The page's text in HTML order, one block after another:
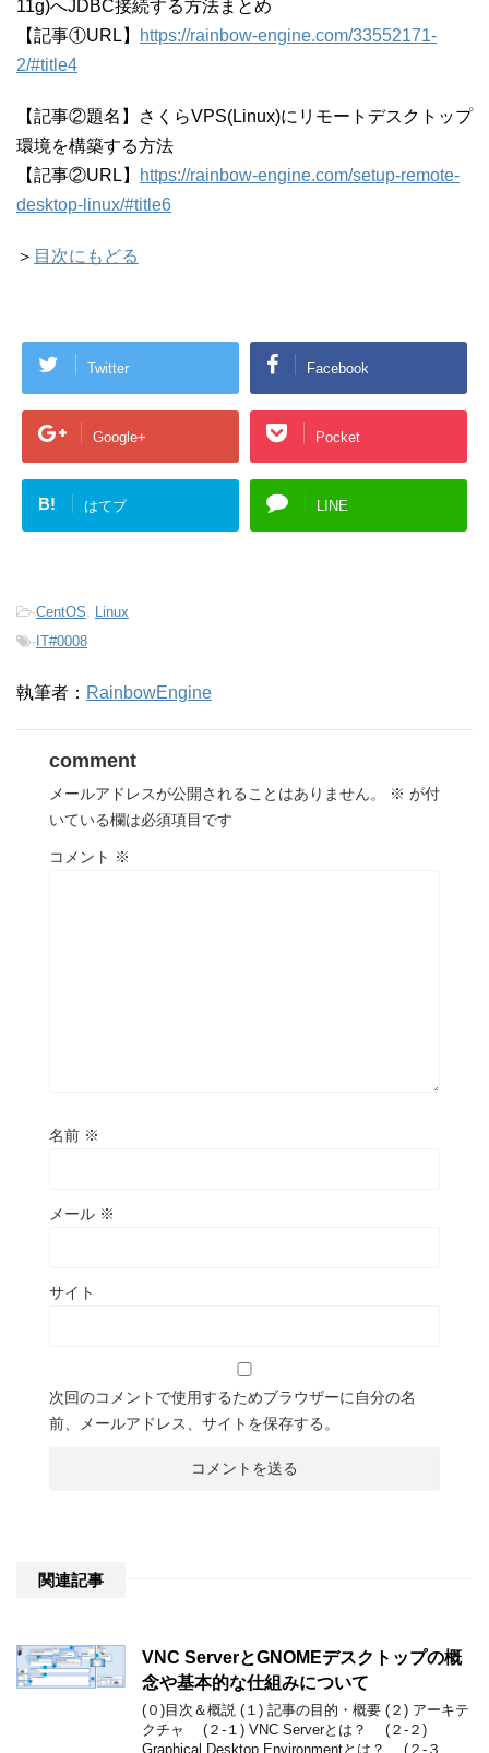
11g)へJDBC接続する方法まとめ
【記事①URL】
https://rainbow-engine.com/33552171-
2/#title4
【記事②題名】さくらVPS(Linux)にリモートデスクトップ
環境を構築する方法
【記事②URL】
https://rainbow-engine.com/setup-remote-
desktop-linux/#title6
＞ 目次にもどる
Twitter Facebook
Google+ Pocket
B! はてブ LINE
-CentOS, Linux
- IT#0008
執筆者： RainbowEngine
comment
メールアドレスが公開されることはありません。 ※ が付
いている欄は必須項目です
コメント ※
名前 ※
メール ※
サイト
次回のコメントで使用するためブラウザーに自分の名
前、メールアドレス、サイトを保存する。
関連記事
VNC ServerとGNOMEデスクトップの概
念や基本的な仕組みについて
(０)目次＆概説 (１) 記事の目的・概要 (２) アーキテ
クチャ (２-１) VNC Serverとは？ (２-２)
Graphical Desktop Environmentとは？ (２-３ …